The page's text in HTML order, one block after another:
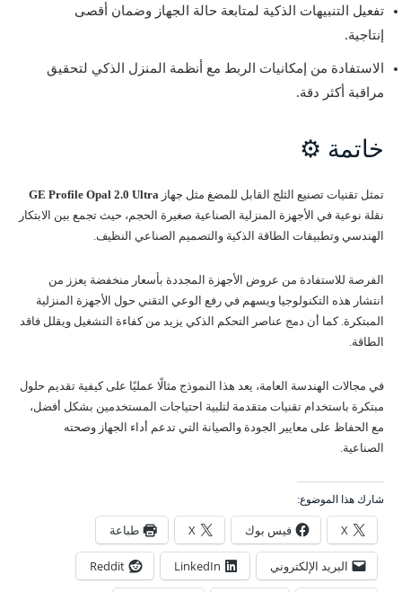
تفعيل التنبيهات الذكية لمتابعة حالة الجهاز وضمان أقصى
إنتاجية.
الاستفادة من إمكانيات الربط مع أنظمة المنزل الذكي لتحقيق
مراقبة أكثر دقة.
خاتمة ⚙️
تمثل تقنيات تصنيع الثلج القابل للمضغ مثل جهاز GE Profile Opal 2.0 Ultra
نقلة نوعية في الأجهزة المنزلية الصناعية صغيرة الحجم، حيث تجمع بين الابتكار
الهندسي وتطبيقات الطاقة الذكية والتصميم الصناعي النظيف.
الفرصة للاستفادة من عروض الأجهزة المجددة بأسعار منخفضة يعزز من
انتشار هذه التكنولوجيا ويسهم في رفع الوعي التقني حول الأجهزة المنزلية
المبتكرة. كما أن دمج عناصر التحكم الذكي يزيد من كفاءة التشغيل ويقلل فاقد
الطاقة.
في مجالات الهندسة العامة، يعد هذا النموذج مثالًا عمليًا على كيفية تقديم حلول
مبتكرة باستخدام تقنيات متقدمة لتلبية احتياجات المستخدمين بشكل أفضل،
مع الحفاظ على معايير الجودة والصيانة التي تدعم أداء الجهاز وصحته
الصناعية.
شارك هذا الموضوع:
X فيس بوك X طباعة
البريد الإلكتروني LinkedIn
Reddit